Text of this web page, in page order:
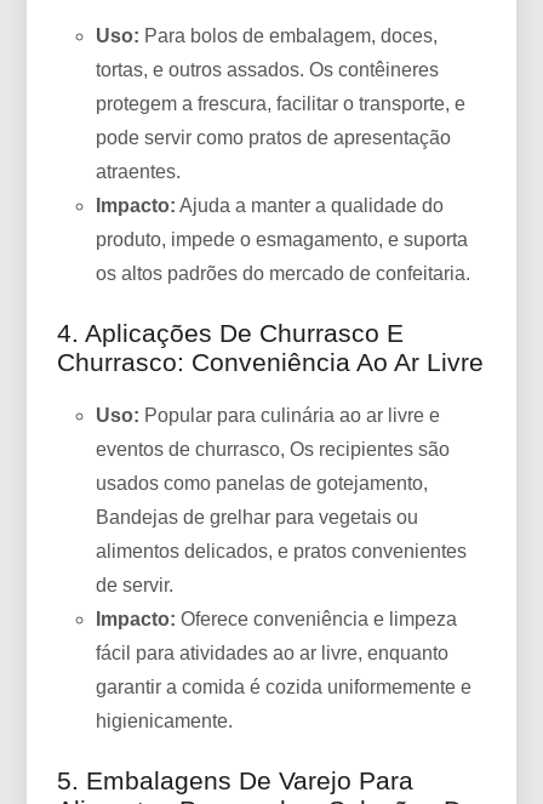
Uso: Para bolos de embalagem, doces,
tortas, e outros assados. Os contêineres
protegem a frescura, facilitar o transporte, e
pode servir como pratos de apresentação
atraentes.
Impacto: Ajuda a manter a qualidade do
produto, impede o esmagamento, e suporta
os altos padrões do mercado de confeitaria.
4. Aplicações De Churrasco E
Churrasco: Conveniência Ao Ar Livre
Uso: Popular para culinária ao ar livre e
eventos de churrasco, Os recipientes são
usados ​​como panelas de gotejamento,
Bandejas de grelhar para vegetais ou
alimentos delicados, e pratos convenientes
de servir.
Impacto: Oferece conveniência e limpeza
fácil para atividades ao ar livre, enquanto
garantir a comida é cozida uniformemente e
higienicamente.
5. Embalagens De Varejo Para